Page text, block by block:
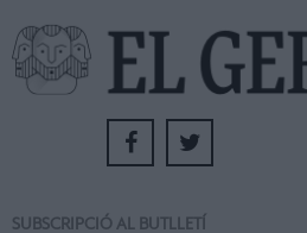
SUBSCRIPCIÓ AL BUTLLETÍ